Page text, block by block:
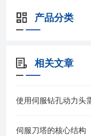
产品分类
相关文章
使用伺服钻孔动力头
伺服刀塔的核心结构